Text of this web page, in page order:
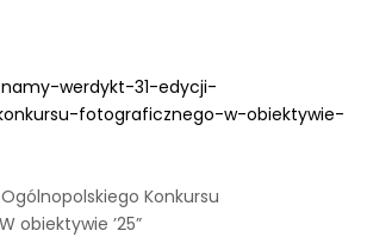
werdykt-31-edycji-
fotograficznego-w-obiektywie-
Konkursu
obiektywie ’25”